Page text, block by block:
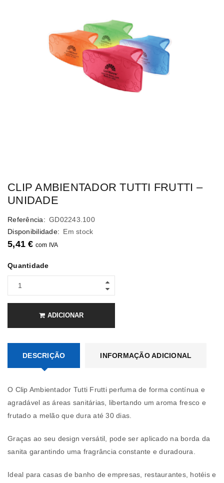
CLIP AMBIENTADOR TUTTI FRUTTI –
UNIDADE
Referência: GD02243.100
Disponibilidade: Em stock
5,41€ com IVA
Quantidade
ADICIONAR
DESCRIÇÃO INFORMAÇÃO ADICIONAL
O Clip Ambientador Tutti Frutti perfuma de forma contínua e
agradável as áreas sanitárias, libertando um aroma fresco e
frutado a melão que dura até 30 dias.
Graças ao seu design versátil, pode ser aplicado na borda da
sanita garantindo uma fragrância constante e duradoura.
Ideal para casas de banho de empresas, restaurantes, hotéis e